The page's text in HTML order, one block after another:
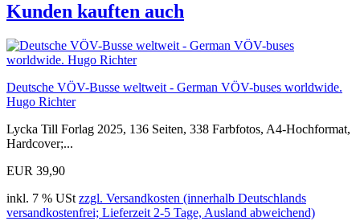
Kunden kauften auch
Deutsche VÖV-Busse weltweit - German VÖV-buses worldwide.
Hugo Richter
Lycka Till Forlag 2025, 136 Seiten, 338 Farbfotos, A4-Hochformat,
Hardcover;...
EUR 39,90
inkl. 7 % USt zzgl. Versandkosten (innerhalb Deutschlands
versandkostenfrei; Lieferzeit 2-5 Tage, Ausland abweichend)